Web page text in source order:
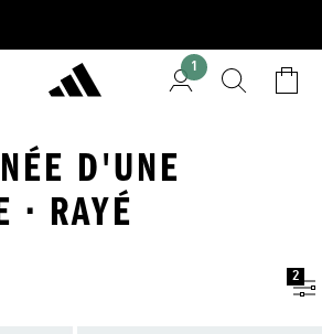
1
D'UNE
· RAYÉ
2